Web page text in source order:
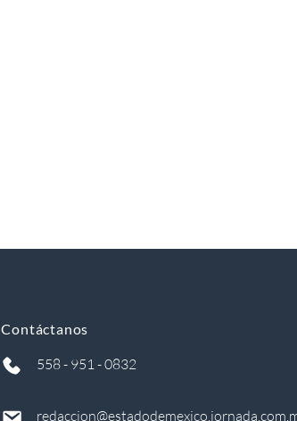
Contáctanos
558 - 951 - 0832